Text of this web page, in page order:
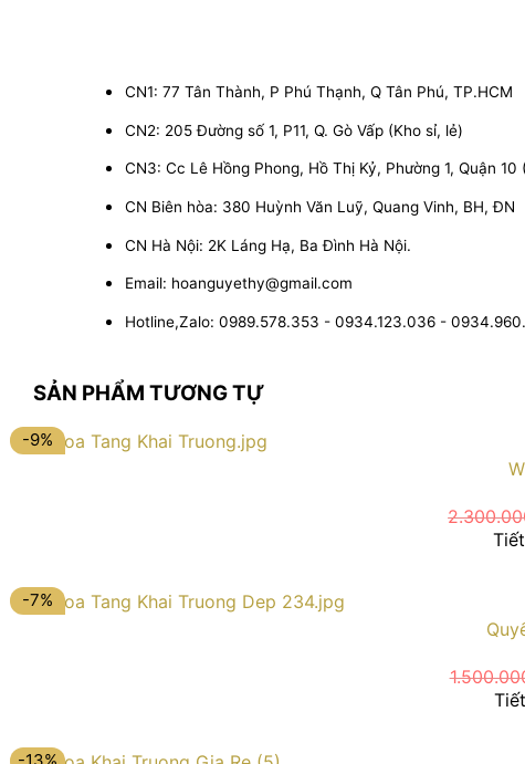
CN1: 77 Tân Thành, P Phú Thạnh, Q Tân Phú, TP.HCM
CN2: 205 Đường số 1, P11, Q. Gò Vấp (Kho sỉ, lẻ)
CN3: Cc Lê Hồng Phong, Hồ Thị Kỷ, Phường 1, Quận 10
CN Biên hòa: 380 Huỳnh Văn Luỹ, Quang Vinh, BH, ĐN
CN Hà Nội: 2K Láng Hạ, Ba Đình Hà Nội.
Email: hoanguyethy@gmail.com
Hotline,Zalo: 0989.578.353 - 0934.123.036 -
SẢN PHẨM TƯƠNG TỰ
-9%
-7%